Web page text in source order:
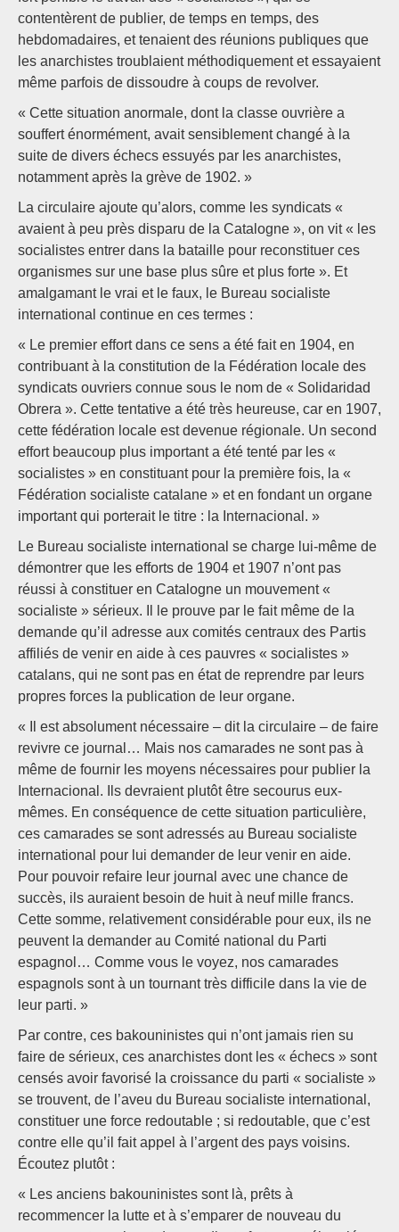
contentèrent de publier, de temps en temps, des
hebdomadaires, et tenaient des réunions publiques que
les anarchistes troublaient méthodiquement et essayaient
même parfois de dissoudre à coups de revolver.
« Cette situation anormale, dont la classe ouvrière a
souffert énormément, avait sensiblement changé à la
suite de divers échecs essuyés par les anarchistes,
notamment après la grève de 1902. »
La circulaire ajoute qu’alors, comme les syndicats «
avaient à peu près disparu de la Catalogne », on vit « les
socialistes entrer dans la bataille pour reconstituer ces
organismes sur une base plus sûre et plus forte ». Et
amalgamant le vrai et le faux, le Bureau socialiste
international continue en ces termes :
« Le premier effort dans ce sens a été fait en 1904, en
contribuant à la constitution de la Fédération locale des
syndicats ouvriers connue sous le nom de « Solidaridad
Obrera ». Cette tentative a été très heureuse, car en 1907,
cette fédération locale est devenue régionale. Un second
effort beaucoup plus important a été tenté par les «
socialistes » en constituant pour la première fois, la «
Fédération socialiste catalane » et en fondant un organe
important qui porterait le titre : la Internacional. »
Le Bureau socialiste international se charge lui-même de
démontrer que les efforts de 1904 et 1907 n’ont pas
réussi à constituer en Catalogne un mouvement «
socialiste » sérieux. Il le prouve par le fait même de la
demande qu’il adresse aux comités centraux des Partis
affiliés de venir en aide à ces pauvres « socialistes »
catalans, qui ne sont pas en état de reprendre par leurs
propres forces la publication de leur organe.
« Il est absolument nécessaire – dit la circulaire – de faire
revivre ce journal… Mais nos camarades ne sont pas à
même de fournir les moyens nécessaires pour publier la
Internacional. Ils devraient plutôt être secourus eux-
mêmes. En conséquence de cette situation particulière,
ces camarades se sont adressés au Bureau socialiste
international pour lui demander de leur venir en aide.
Pour pouvoir refaire leur journal avec une chance de
succès, ils auraient besoin de huit à neuf mille francs.
Cette somme, relativement considérable pour eux, ils ne
peuvent la demander au Comité national du Parti
espagnol… Comme vous le voyez, nos camarades
espagnols sont à un tournant très difficile dans la vie de
leur parti. »
Par contre, ces bakouninistes qui n’ont jamais rien su
faire de sérieux, ces anarchistes dont les « échecs » sont
censés avoir favorisé la croissance du parti « socialiste »
se trouvent, de l’aveu du Bureau socialiste international,
constituer une force redoutable ; si redoutable, que c’est
contre elle qu’il fait appel à l’argent des pays voisins.
Écoutez plutôt :
« Les anciens bakouninistes sont là, prêts à
recommencer la lutte et à s’emparer de nouveau du